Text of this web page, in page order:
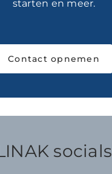
starten en meer.
Contact opnemen
socials